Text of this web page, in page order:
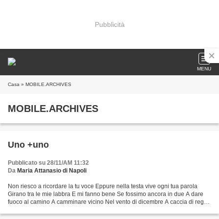
Pubblicità
MENU
Casa » MOBILE.ARCHIVES
MOBILE.ARCHIVES
Uno +uno
Pubblicato su 28/11/AM 11:32
Da Maria Attanasio di Napoli
Non riesco a ricordare la tu voce Eppure nella testa vive ogni tua parola
Girano tra le mie labbra E mi fanno bene Se fossimo ancora in due A dare
fuoco al camino A camminare vicino Nel vento di dicembre A caccia di regali